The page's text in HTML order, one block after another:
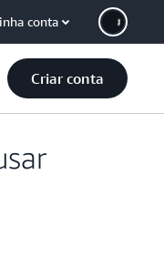
conta
Criar conta